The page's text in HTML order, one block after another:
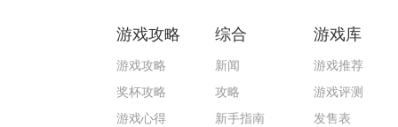
游戏攻略
游戏攻略
奖杯攻略
游戏心得
综合
新闻
攻略
新手指南
游戏库
游戏推荐
游戏评测
发售表